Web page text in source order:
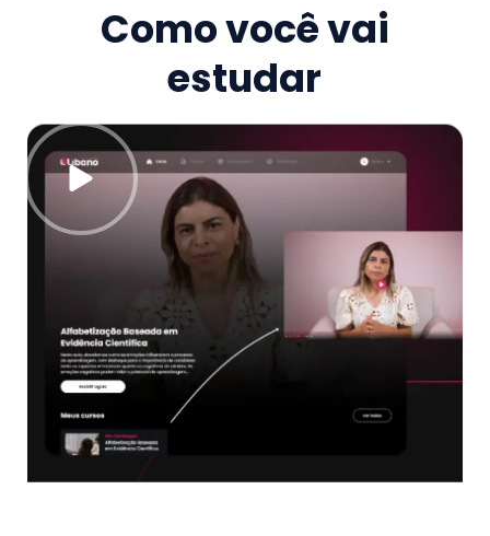
Como você vai
estudar